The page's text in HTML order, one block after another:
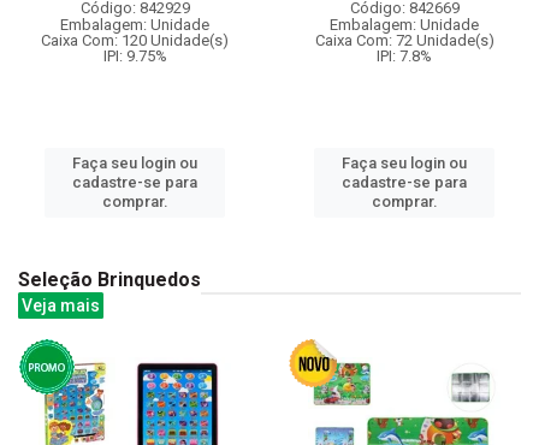
Código: 842929
Embalagem: Unidade
Caixa Com: 120 Unidade(s)
IPI: 9.75%
Faça seu login ou
cadastre-se para
comprar.
Código: 842669
Embalagem: Unidade
Caixa Com: 72 Unidade(s)
IPI: 7.8%
Faça seu login ou
cadastre-se para
comprar.
Seleção Brinquedos
Veja mais